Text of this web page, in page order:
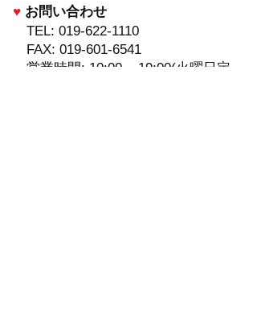
♥ お問い合わせ
TEL: 019-622-1110
FAX: 019-601-6541
営業時間: 10:00 ~ 19:00(火曜日定